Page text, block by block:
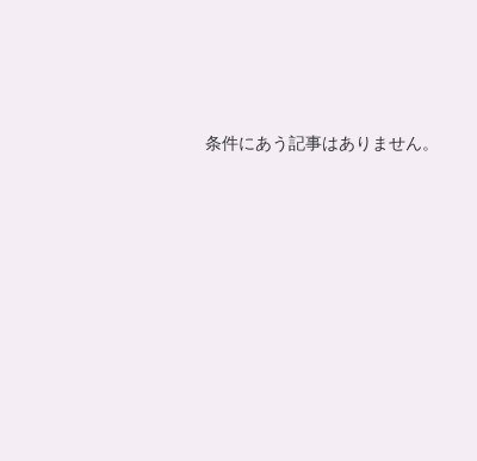
条件にあう記事はありません。